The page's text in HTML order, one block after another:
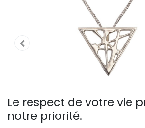
Le respect de votre vie
notre priorité.